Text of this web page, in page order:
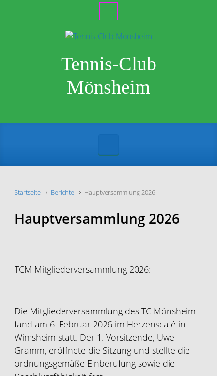
Tennis-Club
Mönsheim
Startseite Berichte Hauptversammlung 2026
Hauptversammlung 2026
TCM Mitgliederversammlung 2026:
Die Mitgliederversammlung des TC Mönsheim
fand am 6. Februar 2026 im Herzenscafé in
Wimsheim statt. Der 1. Vorsitzende, Uwe
Gramm, eröffnete die Sitzung und stellte die
ordnungsgemäße Einberufung sowie die